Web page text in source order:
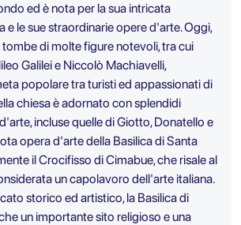
ed è nota per la sua intricata
le sue straordinarie opere d'arte. Oggi,
tombe di molte figure notevoli, tra cui
Galilei e Niccolò Machiavelli,
popolare tra turisti ed appassionati di
chiesa è adornato con splendidi
incluse quelle di Giotto, Donatello e
opera d'arte della Basilica di Santa
il Crocifisso di Cimabue, che risale al
un capolavoro dell'arte italiana.
storico ed artistico, la Basilica di
un importante sito religioso e una